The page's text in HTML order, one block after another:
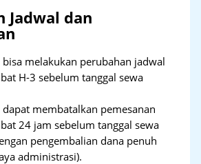
Jadwal dan
bisa melakukan perubahan jadwal
H-3 sebelum tanggal sewa
dapat membatalkan pemesanan
24 jam sebelum tanggal sewa
pengembalian dana penuh
administrasi).